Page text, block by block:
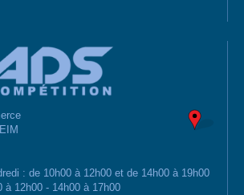
: de 10h00 à 12h00 et de 14h00 à 19h00
à 12h00 - 14h00 à 17h00